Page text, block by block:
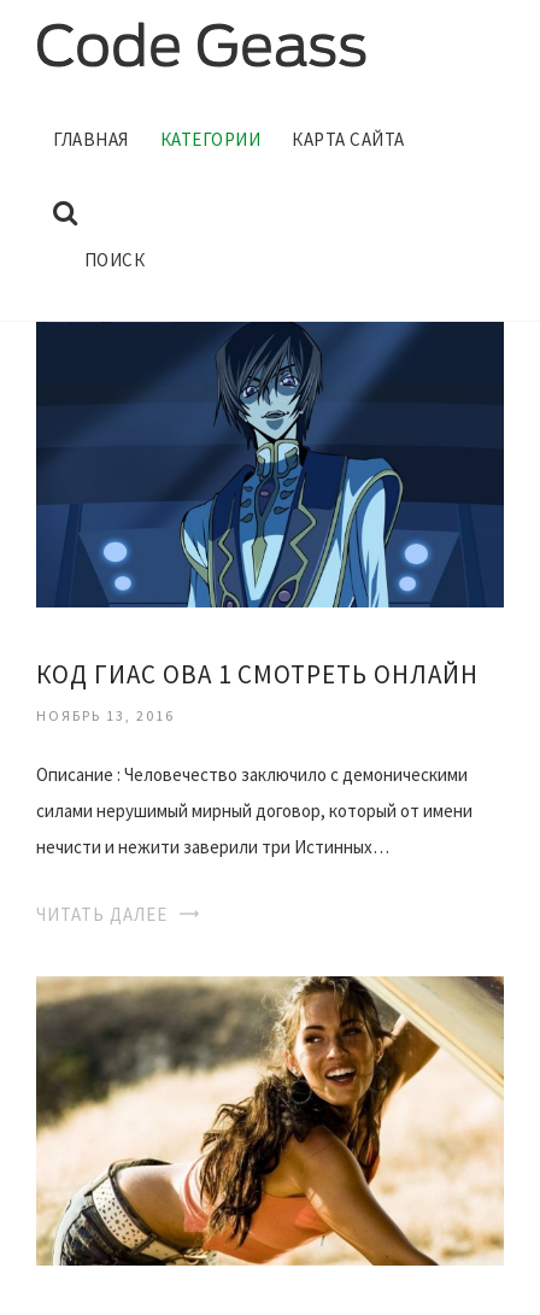
ГЛАВНАЯ КАТЕГОРИИ КАРТА САЙТА
ПОИСК
КОД ГИАС ОВА OVA
КОД ГИАС ОВА 1 СМОТРЕТЬ ОНЛАЙН
НОЯБРЬ 13, 2016
Описание : Человечество заключило с демоническими
силами нерушимый мирный договор, который от имени
нечисти и нежити заверили три Истинных…
ЧИТАТЬ ДАЛЕЕ